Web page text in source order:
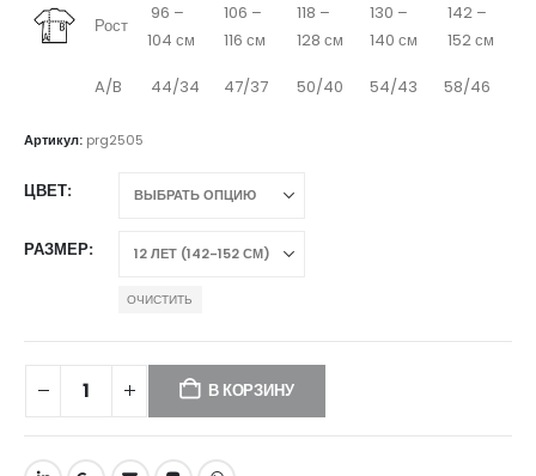
Рост
96 –
104 см
106 –
116 см
118 –
128 см
130 –
140 см
142 –
152 см
A/B 44/34 47/37 50/40 54/43 58/46
Артикул: prg2505
ЦВЕТ
РАЗМЕР
ОЧИСТИТЬ
В КОРЗИНУ